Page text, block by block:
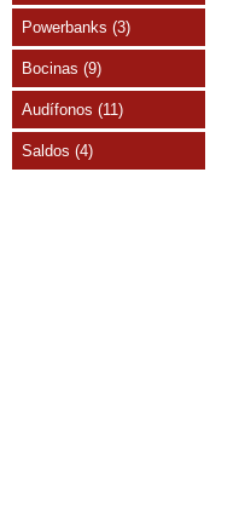
Powerbanks (3)
Bocinas (9)
Audífonos (11)
Saldos (4)